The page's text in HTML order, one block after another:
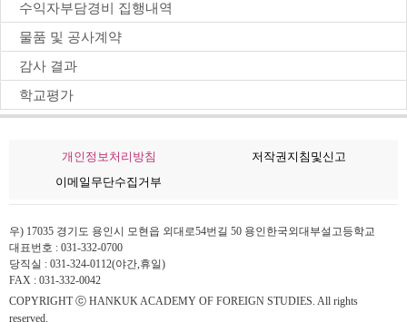
수익자부담경비 집행내역
물품 및 공사계약
감사 결과
학교평가
개인정보처리방침
저작권지침및신고
이메일무단수집거부
우) 17035 경기도 용인시 모현읍 외대로54번길 50 용인한국외대부설고등학교
대표번호 : 031-332-0700
당직실 : 031-324-0112(야간,휴일)
FAX : 031-332-0042
COPYRIGHT ⓒ HANKUK ACADEMY OF FOREIGN STUDIES. All rights
reserved.